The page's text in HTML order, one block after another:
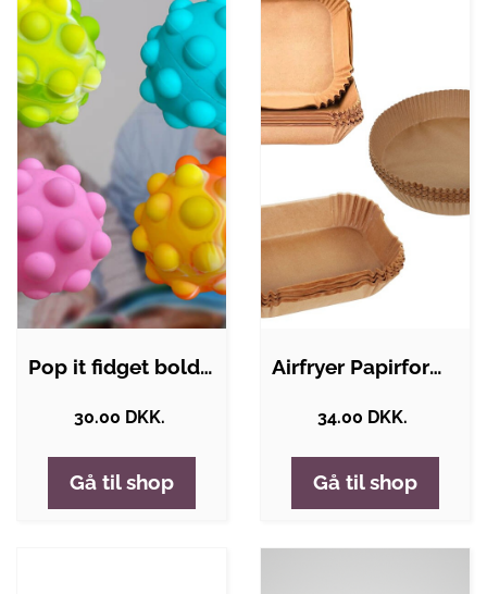
Pop it fidget bold - Grøn
30.00 DKK.
Gå til shop
Airfryer Papirforme - Flere varianter -…
34.00 DKK.
Gå til shop